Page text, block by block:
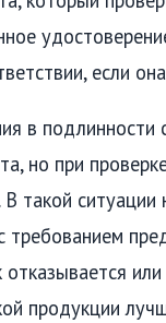
если
в подлинности
но при
такой
продукции